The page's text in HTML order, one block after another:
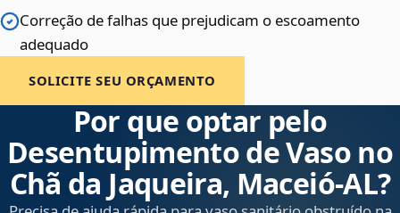
Correção de falhas que prejudicam o escoamento
adequado
SOLICITE SEU ORÇAMENTO
Por que optar pelo
Desentupimento de Vaso no
Chã da Jaqueira, Maceió‑AL?